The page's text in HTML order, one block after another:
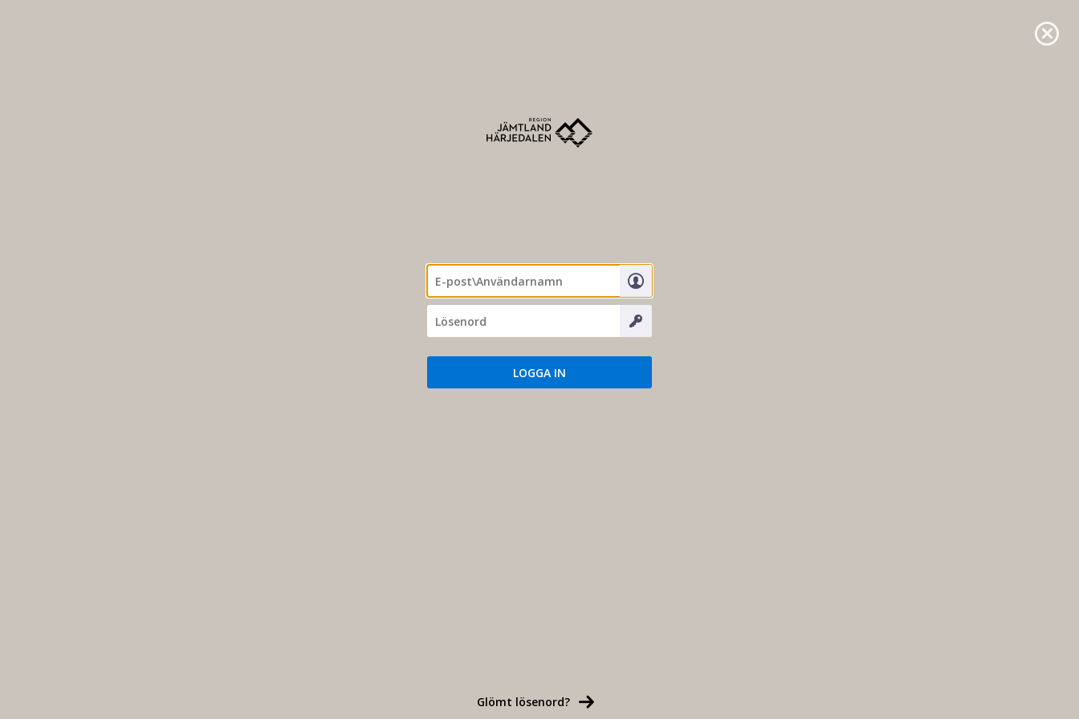
Glömt lösenord?